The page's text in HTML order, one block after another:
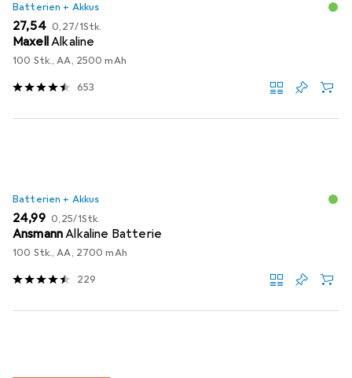
Batterien + Akkus
EUR
27,54 EUR
0,27/1Stk.
MaxellAlkaline
100 Stk., AA, 2500 mAh
653
Batterien + Akkus
EUR
24,99 EUR
0,25/1Stk.
AnsmannAlkaline Batterie
100 Stk., AA, 2700 mAh
229